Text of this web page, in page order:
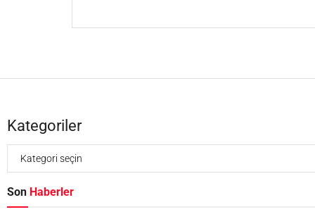
Kategoriler
Son Haberler